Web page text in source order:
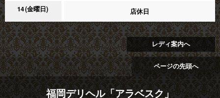
14 金曜日 店休日
レディ案内へ
ページの先頭へ
福岡デリヘル「アラベスク」